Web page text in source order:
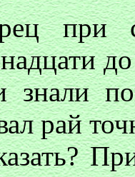
при
знали
рай